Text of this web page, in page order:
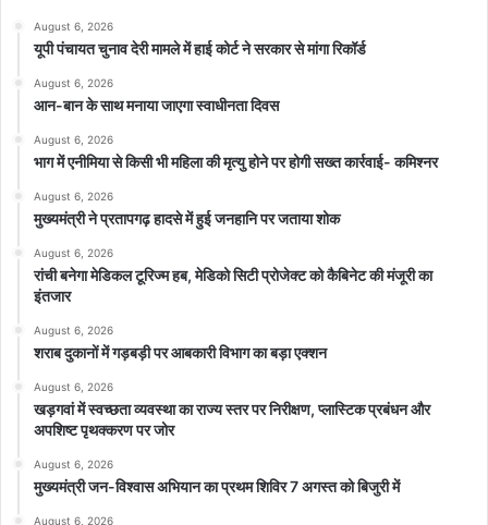
August 6, 2026
यूपी पंचायत चुनाव देरी मामले में हाई कोर्ट ने सरकार से मांगा रिकॉर्ड
August 6, 2026
आन-बान के साथ मनाया जाएगा स्वाधीनता दिवस
August 6, 2026
भाग में एनीमिया से किसी भी महिला की मृत्यु होने पर होगी सख्त कार्रवाई- कमिश्नर
August 6, 2026
मुख्यमंत्री ने प्रतापगढ़ हादसे में हुई जनहानि पर जताया शोक
August 6, 2026
रांची बनेगा मेडिकल टूरिज्म हब, मेडिको सिटी प्रोजेक्ट को कैबिनेट की मंजूरी का
इंतजार
August 6, 2026
शराब दुकानों में गड़बड़ी पर आबकारी विभाग का बड़ा एक्शन
August 6, 2026
खड़गवां में स्वच्छता व्यवस्था का राज्य स्तर पर निरीक्षण, प्लास्टिक प्रबंधन और
अपशिष्ट पृथक्करण पर जोर
August 6, 2026
मुख्यमंत्री जन-विश्वास अभियान का प्रथम शिविर 7 अगस्त को बिजुरी में
August 6, 2026